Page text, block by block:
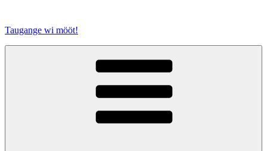
springen
Taugange wi mööt!